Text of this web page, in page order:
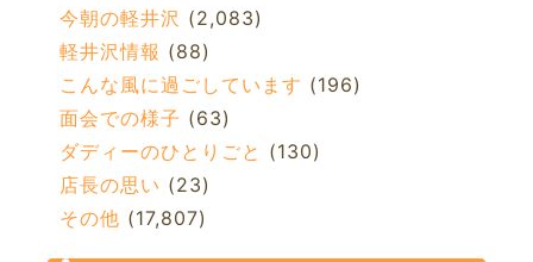
今朝の軽井沢 (2,083)
軽井沢情報 (88)
こんな風に過ごしています (196)
面会での様子 (63)
ダディーのひとりごと (130)
店長の思い (23)
その他 (17,807)